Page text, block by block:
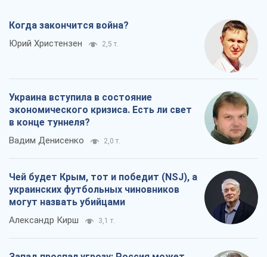
Когда закончится война?
Юрий Христензен 2,5 т.
Украина вступила в состояние
экономического кризиса. Есть ли свет
в конце туннеля?
Вадим Денисенко 2,0 т.
Чей будет Крым, тот и победит (NSJ), а
украинских футбольных чиновников
могут назвать убийцами
Александр Кирш 3,1 т.